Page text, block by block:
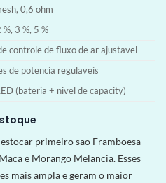
0,6 ohm
%, 3 %, 5 %
controle de fluxo de ar ajustavel
de potencia regulaveis
(bateria + nivel de capacity)
primeiro sao Framboesa
e Morango Melancia. Esses
mais ampla e geram o maior